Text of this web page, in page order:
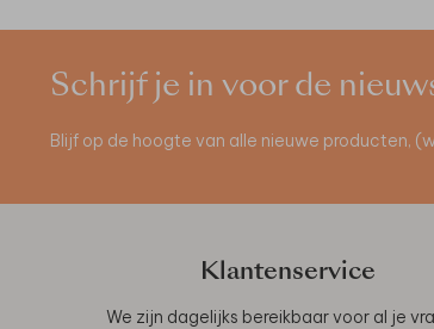
Schrijf je in voor de
Blijf op de hoogte van alle nieuwe producten,
Klantenservice
We zijn dagelijks bereikbaar voor al je